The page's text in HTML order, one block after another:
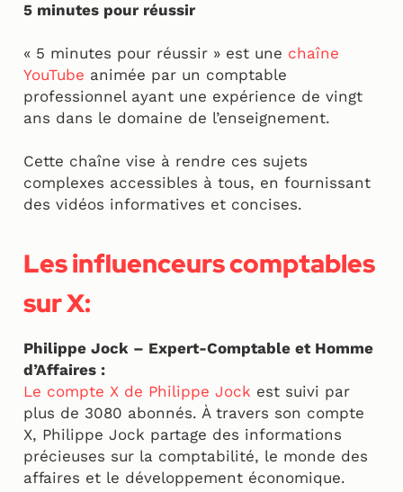
5 minutes pour réussir
« 5 minutes pour réussir » est une chaîne
YouTube animée par un comptable
professionnel ayant une expérience de vingt
ans dans le domaine de l’enseignement.
Cette chaîne vise à rendre ces sujets
complexes accessibles à tous, en fournissant
des vidéos informatives et concises.
Les influenceurs comptables
sur X:
Philippe Jock – Expert-Comptable et Homme
d’Affaires :
Le compte X de Philippe Jock est suivi par
plus de 3080 abonnés. À travers son compte
X, Philippe Jock partage des informations
précieuses sur la comptabilité, le monde des
affaires et le développement économique.